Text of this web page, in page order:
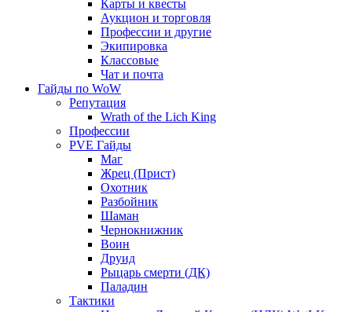
Карты и квесты
Аукцион и торговля
Профессии и другие
Экипировка
Классовые
Чат и почта
Гайды по WoW
Репутация
Wrath of the Lich King
Профессии
PVE Гайды
Маг
Жрец (Прист)
Охотник
Разбойник
Шаман
Чернокнижник
Воин
Друид
Рыцарь смерти (ДК)
Паладин
Тактики